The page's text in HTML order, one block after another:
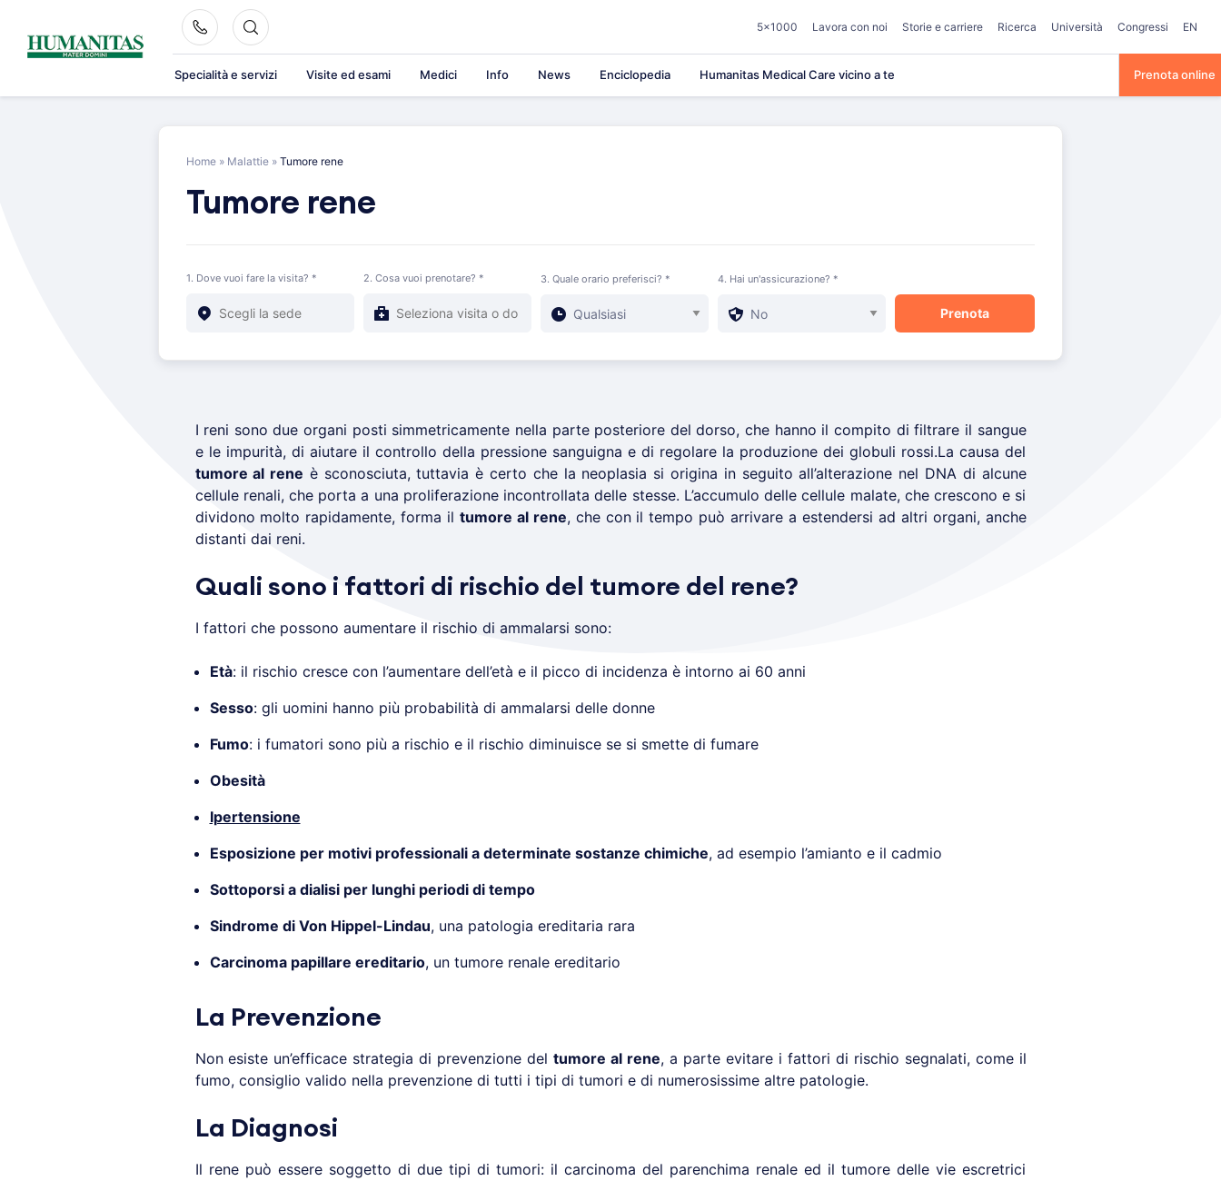
content
5×1000 Lavora con noi Storie e carriere Ricerca Università Congressi EN
Specialità e servizi Visite ed esami Medici Info News Enciclopedia Humanitas Medical Care vicino a te Prenota online
Home » Malattie » Tumore rene
Tumore rene
1. Dove vuoi fare la visita? * 2. Cosa vuoi prenotare? * 3. Quale orario preferisci? * 4. Hai un'assicurazione? *
I reni sono due organi posti simmetricamente nella parte posteriore del dorso, che hanno il compito di filtrare il sangue
e le impurità, di aiutare il controllo della pressione sanguigna e di regolare la produzione dei globuli rossi.La causa del
tumore al rene è sconosciuta, tuttavia è certo che la neoplasia si origina in seguito all’alterazione nel DNA di alcune
cellule renali, che porta a una proliferazione incontrollata delle stesse. L’accumulo delle cellule malate, che crescono e si
dividono molto rapidamente, forma il tumore al rene, che con il tempo può arrivare a estendersi ad altri organi, anche
distanti dai reni.
Quali sono i fattori di rischio del tumore del rene?
I fattori che possono aumentare il rischio di ammalarsi sono:
Età: il rischio cresce con l’aumentare dell’età e il picco di incidenza è intorno ai 60 anni
Sesso: gli uomini hanno più probabilità di ammalarsi delle donne
Fumo: i fumatori sono più a rischio e il rischio diminuisce se si smette di fumare
Obesità
Ipertensione
Esposizione per motivi professionali a determinate sostanze chimiche, ad esempio l’amianto e il cadmio
Sottoporsi a dialisi per lunghi periodi di tempo
Sindrome di Von Hippel-Lindau, una patologia ereditaria rara
Carcinoma papillare ereditario, un tumore renale ereditario
La Prevenzione
Non esiste un’efficace strategia di prevenzione deltumore al rene, a parte evitare i fattori di rischio segnalati, come il
fumo, consiglio valido nella prevenzione di tutti i tipi di tumori e di numerosissime altre patologie.
La Diagnosi
Il rene può essere soggetto di due tipi di tumori: il carcinoma del parenchima renale ed il tumore delle vie escretrici